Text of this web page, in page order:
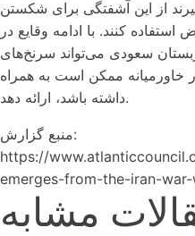
از این آشفتگی برای شکستن
کنند. با ادامه وقایع در
سعودی می‌تواند سرنخ‌های
خاورمیانه ممکن است به همراه
داشته باشد، ارائه دهد.
منبع گزارش:
https://
emerges-from-the-iran-
مشابه